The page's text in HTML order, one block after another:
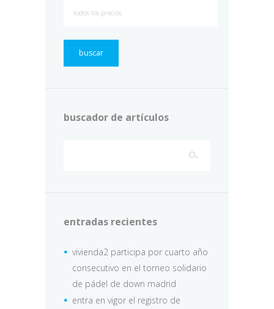
buscar
buscador de artículos
entradas recientes
vivienda2 participa por cuarto año
consecutivo en el torneo solidario
de pádel de down madrid
entra en vigor el registro de